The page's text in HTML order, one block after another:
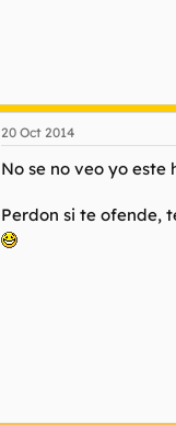
20 Oct 2014
No se no veo yo este
Perdon si te ofende,